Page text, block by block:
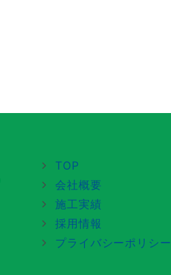
TOP
会社概要
施工実績
採用情報
プライバシーポリシー